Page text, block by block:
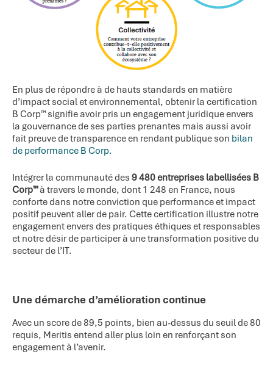
En plus de répondre à de hauts standards en matière
d’impact social et environnemental, obtenir la certification
B Corp™ signifie avoir pris un engagement juridique envers
la gouvernance de ses parties prenantes mais aussi avoir
fait preuve de transparence en rendant publique son bilan
de performance B Corp.
Intégrer la communauté des 9 480 entreprises labellisées B
Corp™à travers le monde, dont 1 248 en France, nous
conforte dans notre conviction que performance et impact
positif peuvent aller de pair. Cette certification illustre notre
engagement envers des pratiques éthiques et responsables
et notre désir de participer à une transformation positive du
secteur de l’IT.
Une démarche d’amélioration continue
Avec un score de 89,5 points, bien au-dessus du seuil de 80
requis, Meritis entend aller plus loin en renforçant son
engagement à l’avenir.